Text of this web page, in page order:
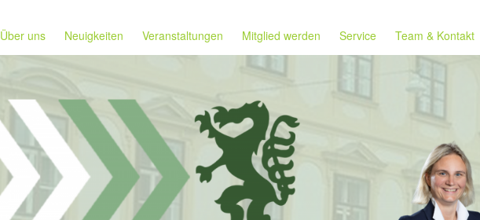
Über uns Neuigkeiten Veranstaltungen Mitglied werden Service Team & Kontakt